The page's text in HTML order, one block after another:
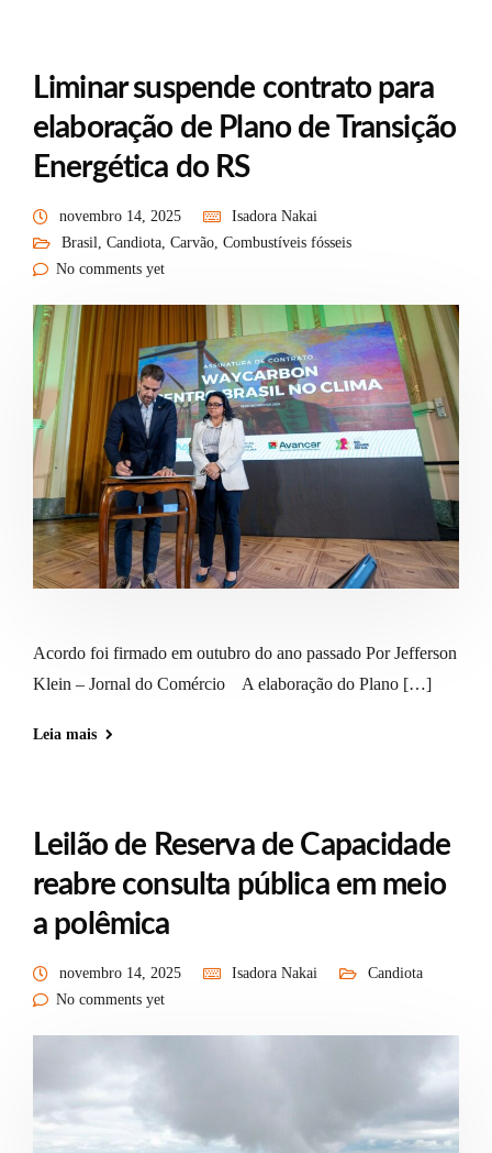
Liminar suspende contrato para
elaboração de Plano de Transição
Energética do RS
novembro 14, 2025
Isadora Nakai
Brasil, Candiota, Carvão, Combustíveis fósseis
No comments yet
Acordo foi firmado em outubro do ano passado Por Jefferson
Klein – Jornal do Comércio A elaboração do Plano […]
Leia mais
Leilão de Reserva de Capacidade
reabre consulta pública em meio
a polêmica
novembro 14, 2025 Isadora Nakai
Candiota
No comments yet